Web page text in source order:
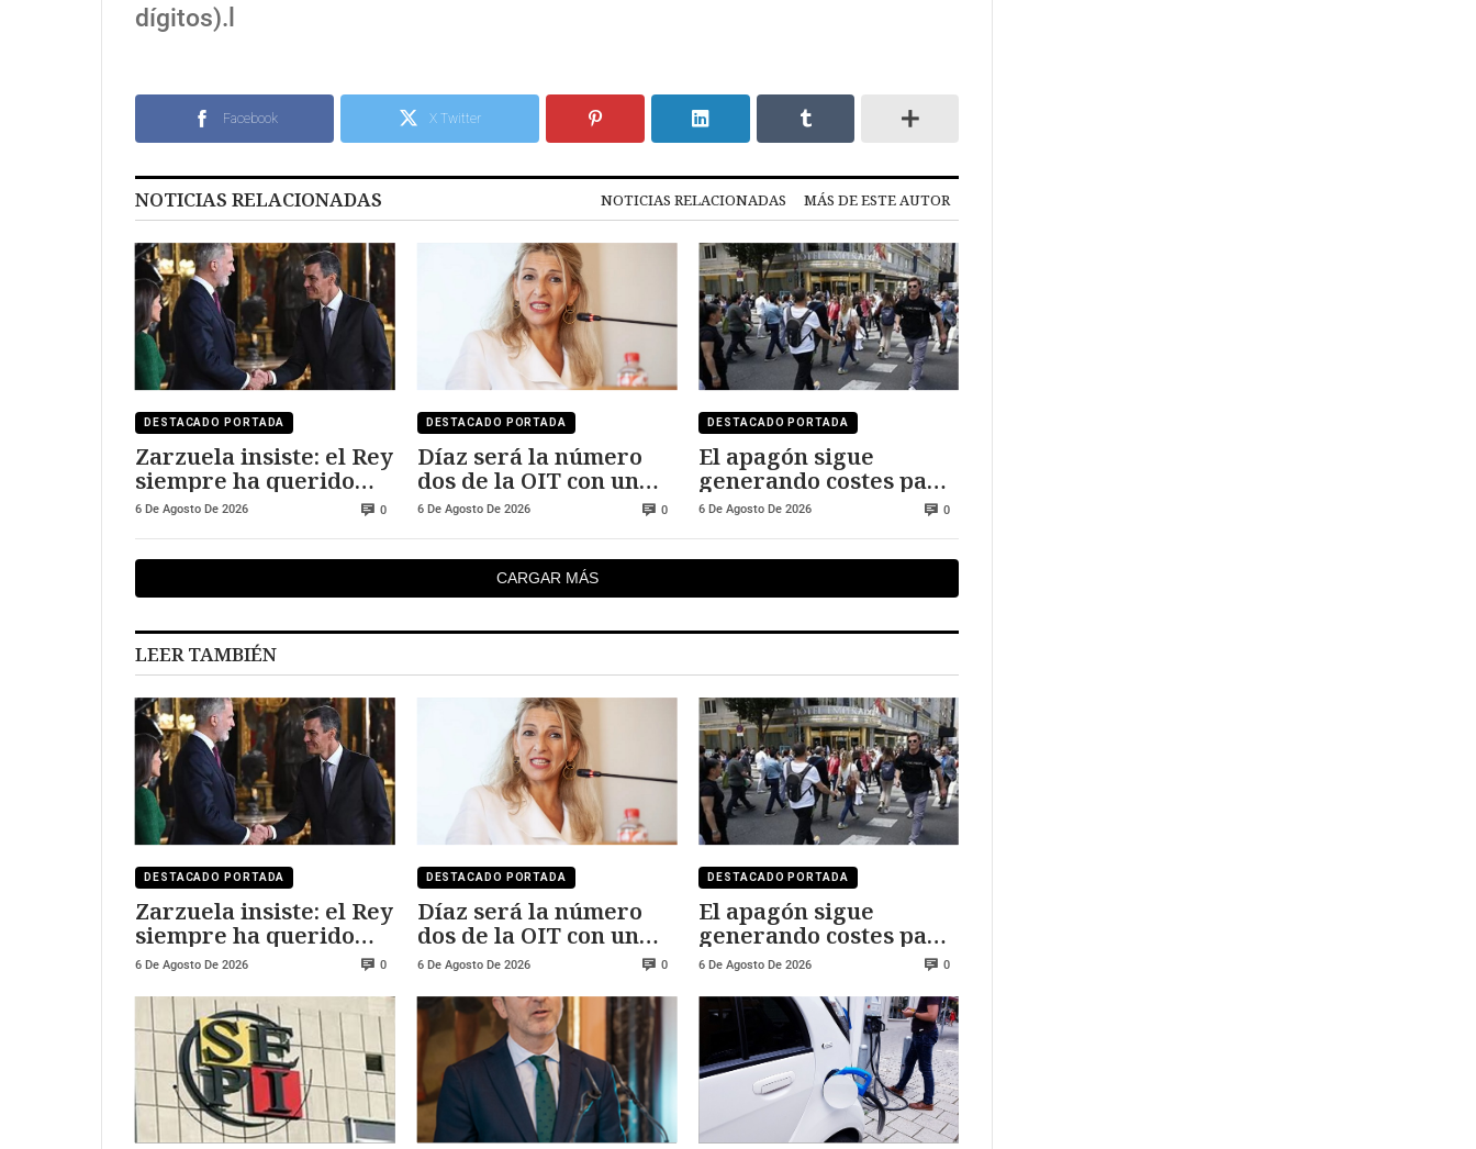
dígitos).l
Facebook X Twitter
NOTICIAS RELACIONADAS NOTICIAS RELACIONADAS MÁS DE ESTE AUTOR
DESTACADO PORTADA
Zarzuela insiste: el Rey
siempre ha querido
visitar Ceuta y Melilla
6 De Agosto De 2026 0
DESTACADO PORTADA
Díaz será la número
dos de la OIT con un
salario cercano a los
6 De Agosto De 2026 0
DESTACADO PORTADA
El apagón sigue
generando costes para
Red Eléctrica de
6 De Agosto De 2026 0
CARGAR MÁS
LEER TAMBIÉN
DESTACADO PORTADA
Zarzuela insiste: el Rey
siempre ha querido
visitar Ceuta y Melilla
6 De Agosto De 2026 0
DESTACADO PORTADA
Díaz será la número
dos de la OIT con un
salario cercano a los
6 De Agosto De 2026 0
DESTACADO PORTADA
El apagón sigue
generando costes para
Red Eléctrica de
6 De Agosto De 2026 0